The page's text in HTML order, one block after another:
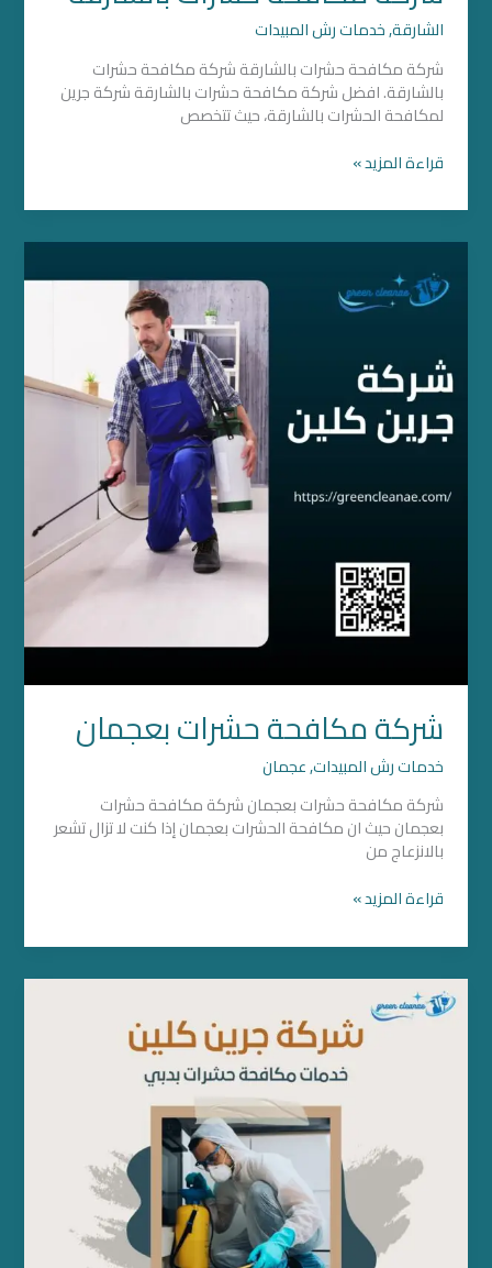
الشارقة,خدمات رش المبيدات
شركة مكافحة حشرات بالشارقة شركة مكافحة حشرات
بالشارقة. افضل شركة مكافحة حشرات بالشارقة شركة جرين
لمكافحة الحشرات بالشارقة، حيث تتخصص
قراءة المزيد »
شركة مكافحة حشرات بعجمان
خدمات رش المبيدات,عجمان
شركة مكافحة حشرات بعجمان شركة مكافحة حشرات
بعجمان حيث ان مكافحة الحشرات بعجمان إذا كنت لا تزال تشعر
بالانزعاج من
مكافحة
حشرات
قراءة المزيد »
شركة
مكافحة